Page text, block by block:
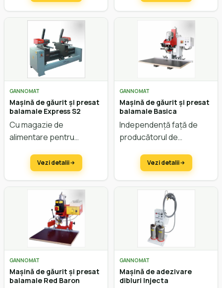
GANNOMAT
Mașină de găurit și presat
balamale Express S2
Cu magazie de
alimentare pentru
montare. Cu 2 stații.
Vezi detalii
GANNOMAT
Mașină de găurit și presat
balamale Basica
Independență față de
producătorul de
orizontală, verticală și
presare.
Vezi detalii
GANNOMAT
Mașină de găurit și presat
balamale Red Baron
GANNOMAT
Mașină de adezivare
dibluri Injecta